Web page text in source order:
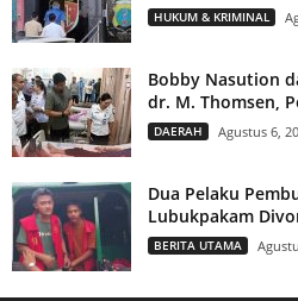
HUKUM & KRIMINAL
Bobby Nasution
dr. M. Thomsen,
DAERAH Agustus 6,
Dua Pelaku
Lubukpakam
BERITA UTAMA